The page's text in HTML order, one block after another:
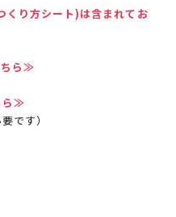
くり方シート)は含まれてお
ちら≫
ら≫
です）